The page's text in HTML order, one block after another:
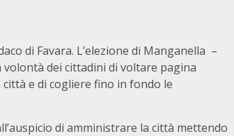
di Favara. L’elezione di Manganella –
dei cittadini di voltare pagina
e di cogliere fino in fondo le
di amministrare la città mettendo